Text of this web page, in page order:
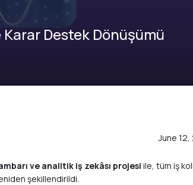
Karar Destek Dönüşümü
June
ve analitik iş zekâsı projesi ile, tüm iş
şekillendirildi.